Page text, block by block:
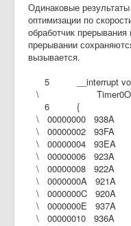
Одинаковые
оптимизации по
обработчик
прерывании
вызывается.
5 __interrupt void
\
6 {
\ 00000000
\ 00000002
\ 00000004
\ 00000006
\ 00000008
\ 0000000A
\ 0000000C
\ 0000000E
\ 00000010